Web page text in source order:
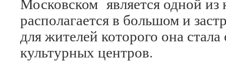
располагается в большом и
для жителей которого она
культурных центров.